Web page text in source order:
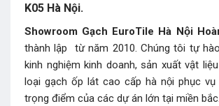
K05 Hà Nội.
Showroom Gạch EuroTile Hà Nội
thành lập từ năm 2010. Chúng tôi tự
kinh nghiệm kinh doanh, sản xuất vật
loại gạch ốp lát cao cấp hà nội phục
trọng điểm của các dự án lớn tại miền bắc.